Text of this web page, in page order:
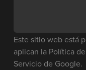
Este sitio web está
aplican la Política
Servicio de Google.